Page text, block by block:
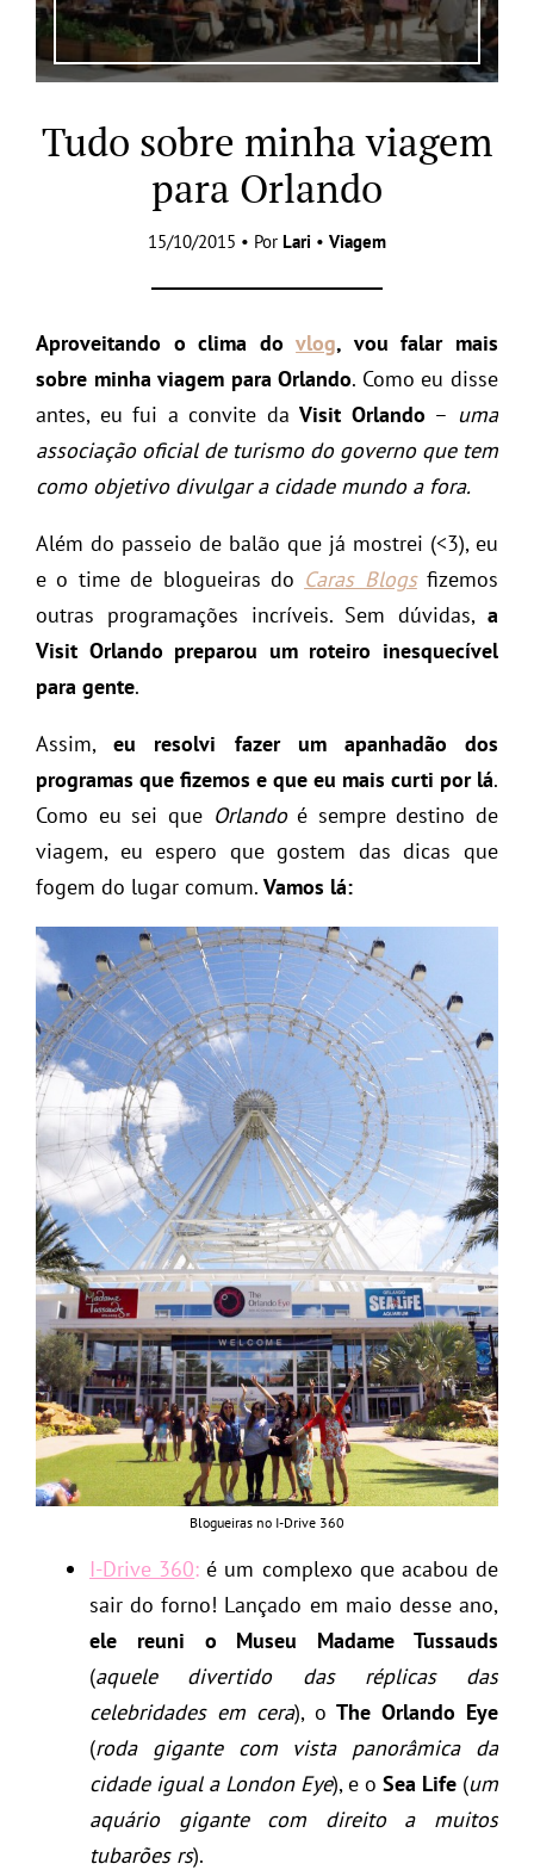
Tudo sobre minha viagem
para Orlando
15/10/2015 • Por Lari • Viagem
Aproveitando o clima dovlog, vou falar mais
sobre minha viagem para Orlando. Como eu disse
antes, eu fui a convite daVisit Orlando – uma
associação oficial de turismo do governo que tem
como objetivo divulgar a cidade mundo a fora.
Além do passeio de balão que já mostrei (<3), eu
e o time de blogueiras do Caras Blogsfizemos
outras programações incríveis. Sem dúvidas, a
Visit Orlando preparou um roteiro inesquecível
para gente.
Assim,eu resolvi fazer um apanhadão dos
programas que fizemos e que eu mais curti por lá.
Como eu sei que Orlandoé sempre destino de
viagem, eu espero que gostem das dicas que
fogem do lugar comum. Vamos lá:
Blogueiras no I-Drive 360
I-Drive 360: é um complexo que acabou de
sair do forno! Lançado em maio desse ano,
ele reuni o Museu Madame Tussauds
(aquele divertido das réplicas das
celebridades em cera), oThe Orlando Eye
(roda gigante com vista panorâmica da
cidade igual a London Eye), e o Sea Life (um
aquário gigante com direito a muitos
tubarões rs).